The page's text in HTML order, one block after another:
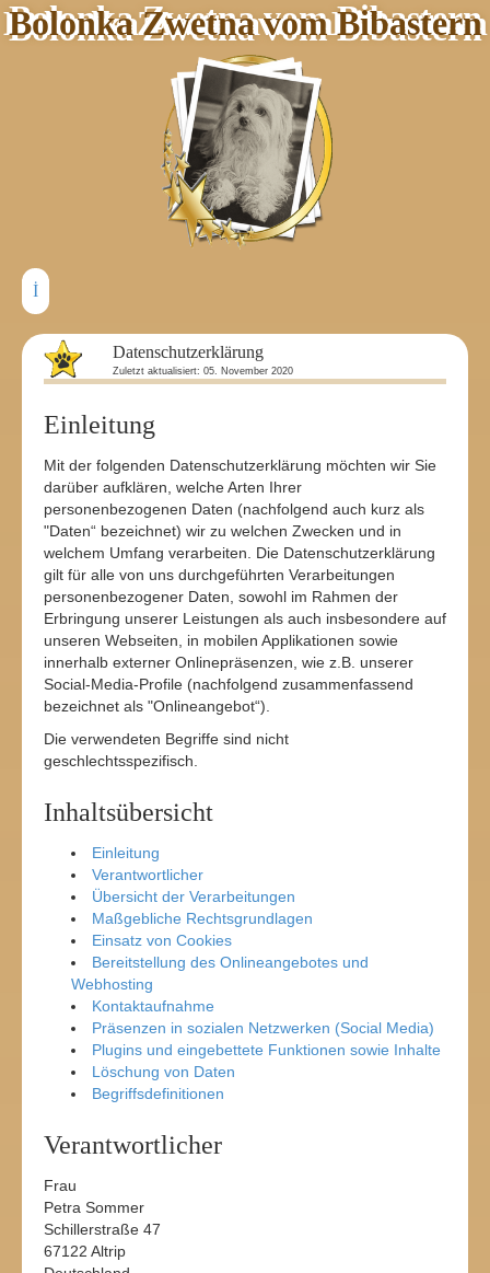
Bolonka Zwetna vom Bibastern
Datenschutzerklärung
Zuletzt aktualisiert: 05. November 2020
Einleitung
Mit der folgenden Datenschutzerklärung möchten wir Sie
darüber aufklären, welche Arten Ihrer
personenbezogenen Daten (nachfolgend auch kurz als
"Daten“ bezeichnet) wir zu welchen Zwecken und in
welchem Umfang verarbeiten. Die Datenschutzerklärung
gilt für alle von uns durchgeführten Verarbeitungen
personenbezogener Daten, sowohl im Rahmen der
Erbringung unserer Leistungen als auch insbesondere auf
unseren Webseiten, in mobilen Applikationen sowie
innerhalb externer Onlinepräsenzen, wie z.B. unserer
Social-Media-Profile (nachfolgend zusammenfassend
bezeichnet als "Onlineangebot“).
Die verwendeten Begriffe sind nicht
geschlechtsspezifisch.
Inhaltsübersicht
Einleitung
Verantwortlicher
Übersicht der Verarbeitungen
Maßgebliche Rechtsgrundlagen
Einsatz von Cookies
Bereitstellung des Onlineangebotes und
Webhosting
Kontaktaufnahme
Präsenzen in sozialen Netzwerken (Social Media)
Plugins und eingebettete Funktionen sowie Inhalte
Löschung von Daten
Begriffsdefinitionen
Verantwortlicher
Frau
Petra Sommer
Schillerstraße 47
67122 Altrip